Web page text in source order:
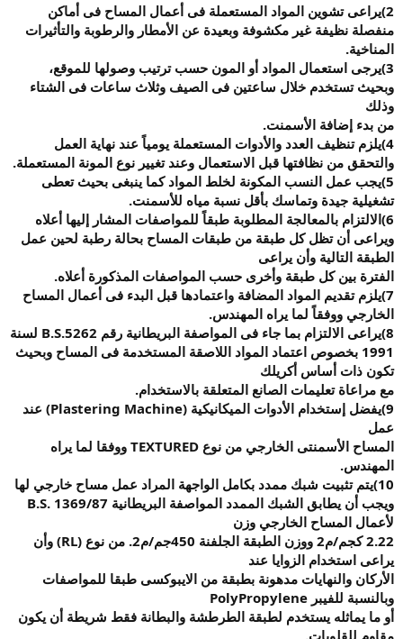
2) يراعى تشوين المواد المستعملة فى أعمال المساح فى أماكن
منفصلة نظيفة غير مكشوفة وبعيدة عن الأمطار والرطوبة والتأثيرات
المناخية.
3) يرجى استعمال المواد أو المون حسب ترتيب وصولها للموقع،
وبحيث تستخدم خلال ساعتين فى الصيف وثلاث ساعات فى الشتاء
وذلك
من بدء إضافة الأسمنت.
4) يلزم تنظيف العدد والأدوات المستعملة يومياً عند نهاية العمل
والتحقق من نظافتها قبل الاستعمال وعند تغيير نوع المونة المستعملة.
5) يجب عمل النسب المكونة لخلط المواد كما ينبغى بحيث تعطى
تشغيلية جيدة وتماسك بأقل نسبة مياه للأسمنت.
6) الالتزام بالمعالجة المطلوبة طبقاً للمواصفات المشار إليها أعلاه
ويراعى أن تظل كل طبقة من طبقات المساح بحالة رطبة لحين عمل
الطبقة التالية وأن يراعى
الفترة بين كل طبقة وأخرى حسب المواصفات المذكورة أعلاه.
7) يلزم تقديم المواد المضافة واعتمادها قبل البدء فى أعمال المساح
الخارجي ووفقاً لما يراه المهندس.
8) يراعى الالتزام بما جاء فى المواصفة البريطانية رقم
لسنة
1991 بخصوص اعتماد المواد اللاصقة المستخدمة فى المساح وبحيث
تكون ذات أساس أكريلك
مع مراعاة تعليمات الصانع المتعلقة بالاستخدام.
9) يفضل إستخدام الأدوات الميكانيكية (Plastering Machine)
عند
عمل
المساح الأسمنتى الخارجي من نوع
ووفقا لما يراه
المهندس.
10) يتم تثبيت شبك ممدد بكامل الواجهة المراد عمل مساح خارجي لها
ويجب أن يطابق الشبك الممدد المواصفة البريطانية
لأعمال المساح الخارجي وزن
2.22 كجم/م2 ووزن الطبقة الجلفنة 450جم/م2. من نوع (RL)
وأن
يراعى استخدام الزوايا عند
الأركان والنهايات مدهونة بطبقة من الايبوكسى طبقا للمواصفات
وبالنسبة للفيبر
أو ما يماثله يستخدم لطبقة الطرطشة والبطانة فقط شريطة أن يكون
مقاوم للقلويات.